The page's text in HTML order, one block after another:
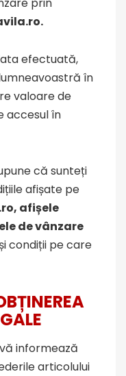
.
efectuată,
în
valoare de
accesul în
că sunteți
afișate pe
afișele
de vânzare
condiții pe care
ȚINEREA
vă informează
articolului